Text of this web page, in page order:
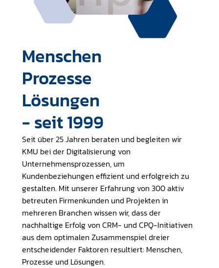
Menschen
Prozesse
Lösungen
- seit 1999
Seit über 25 Jahren beraten und begleiten wir
KMU bei der Digitalisierung von
Unternehmensprozessen, um
Kundenbeziehungen effizient und erfolgreich zu
gestalten. Mit unserer Erfahrung von 300 aktiv
betreuten Firmenkunden und Projekten in
mehreren Branchen wissen wir, dass der
nachhaltige Erfolg von CRM- und CPQ-Initiativen
aus dem optimalen Zusammenspiel dreier
entscheidender Faktoren resultiert: Menschen,
Prozesse und Lösungen.